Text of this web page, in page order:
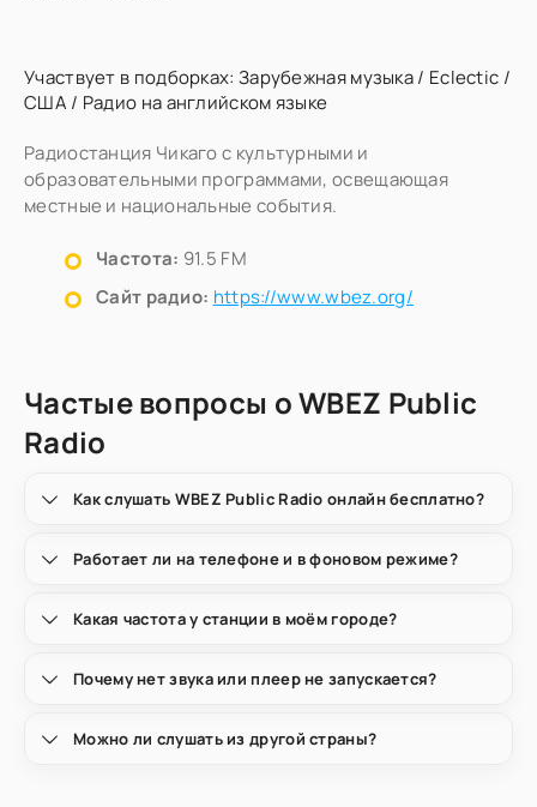
Участвует в подборках: Зарубежная музыка/ Eclectic /
США / Радио на английском языке
Радиостанция Чикаго с культурными и
образовательными программами, освещающая
местные и национальные события.
Частота: 91.5 FM
Сайт радио: https://www.wbez.org/
Частые вопросы о WBEZ Public
Radio
Как слушать WBEZ Public Radio онлайн бесплатно?
Работает ли на телефоне и в фоновом режиме?
Какая частота у станции в моём городе?
Почему нет звука или плеер не запускается?
Можно ли слушать из другой страны?